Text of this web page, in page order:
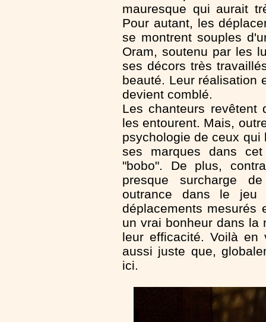
mauresque qui aurait
Pour autant, les
se montrent souples
Oram, soutenu par les
ses décors très
beauté. Leur réalisation
devient comblé.
Les chanteurs revêtent
les entourent. Mais,
psychologie de ceux
ses marques dans
"bobo". De plus,
presque surcharge
outrance dans le jeu
déplacements mesurés
un vrai bonheur dans la
leur efficacité. Voilà
aussi juste que,
ici.